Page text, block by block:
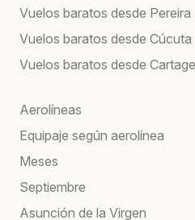
Vuelos baratos desde Pereira
Vuelos baratos desde Cúcuta
Vuelos baratos desde
Aerolíneas
Equipaje según aerolínea
Meses
Septiembre
Asunción de la Virgen